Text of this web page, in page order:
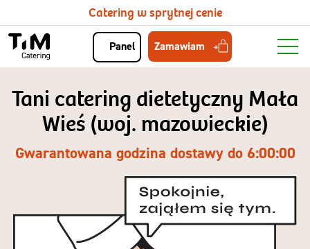
Catering w sprytnej cenie
Panel Zamawiam
Tani catering dietetyczny Mała
Wieś (woj. mazowieckie)
Gwarantowana godzina dostawy do 6:00:00